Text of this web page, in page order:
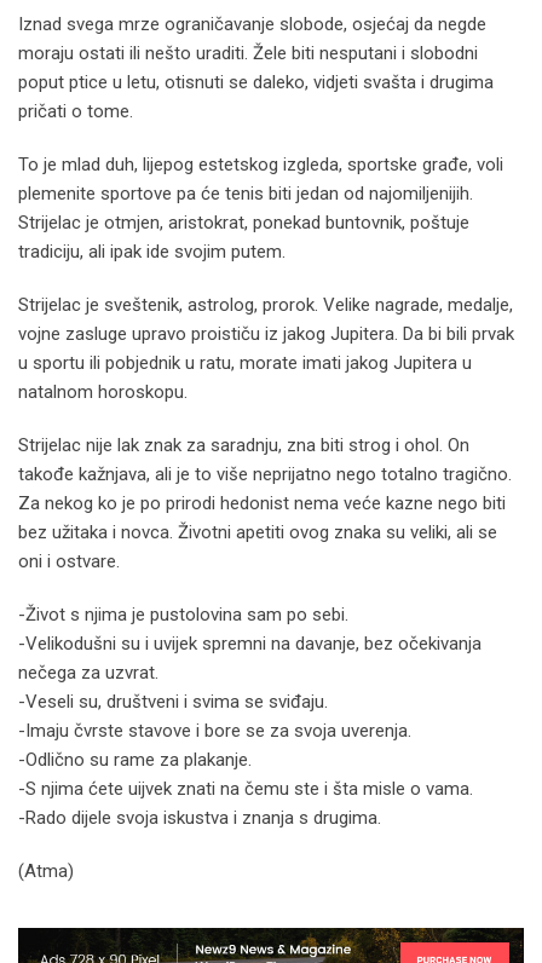
Iznad svega mrze ograničavanje slobode, osjećaj da negde
moraju ostati ili nešto uraditi. Žele biti nesputani i slobodni
poput ptice u letu, otisnuti se daleko, vidjeti svašta i drugima
pričati o tome.
To je mlad duh, lijepog estetskog izgleda, sportske građe, voli
plemenite sportove pa će tenis biti jedan od najomiljenijih.
Strijelac je otmjen, aristokrat, ponekad buntovnik, poštuje
tradiciju, ali ipak ide svojim putem.
Strijelac je sveštenik, astrolog, prorok. Velike nagrade, medalje,
vojne zasluge upravo proističu iz jakog Jupitera. Da bi bili prvak
u sportu ili pobjednik u ratu, morate imati jakog Jupitera u
natalnom horoskopu.
Strijelac nije lak znak za saradnju, zna biti strog i ohol. On
takođe kažnjava, ali je to više neprijatno nego totalno tragično.
Za nekog ko je po prirodi hedonist nema veće kazne nego biti
bez užitaka i novca. Životni apetiti ovog znaka su veliki, ali se
oni i ostvare.
-Život s njima je pustolovina sam po sebi.
-Velikodušni su i uvijek spremni na davanje, bez očekivanja
nečega za uzvrat.
-Veseli su, društveni i svima se sviđaju.
-Imaju čvrste stavove i bore se za svoja uverenja.
-Odlično su rame za plakanje.
-S njima ćete uijvek znati na čemu ste i šta misle o vama.
-Rado dijele svoja iskustva i znanja s drugima.
(Atma)